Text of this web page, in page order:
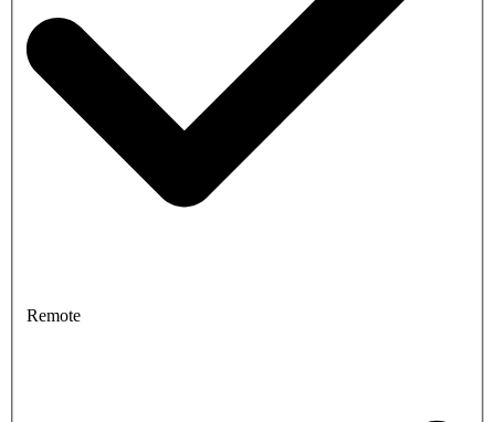
Remote